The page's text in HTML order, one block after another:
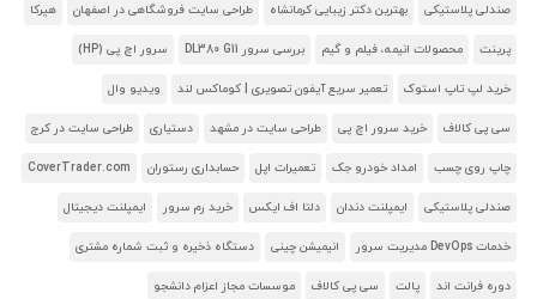
صندلی پلاستیکی بهترین دکتر زیبایی کرمانشاه طراحی سایت فروشگاهی در اصفهان هیرکا
پرینت محصولات انیمه، فیلم و گیم بررسی سرور DL380 G11 سرور اچ پی (HP)
خرید لپ تاپ استوک تعمیر سریع آیفون تصویری | کوماکس لند ویدیو وال
سی پی کالاف خرید سرور اچ پی طراحی سایت در مشهد دستیاری طراحی سایت در کرج
چاپ روی چسب امداد خودرو جک تعمیرات اپل حسابداری رستوران CoverTrader.com
صندلی پلاستیکی ایمپلنت دندان دلتا اف ایکس خرید رم سرور ایمپلنت دیجیتال
خدمات DevOps مدیریت سرور انیمیشن چینی دستگاه ذخیره و ثبت شماره مشتری
دوره فرانت اند پالت سی پی کالاف موسسات مجاز اعزام دانشجو